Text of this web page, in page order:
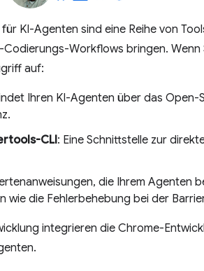
KI-Agenten sind eine Reihe von
Codierungs-Workflows bringen.
auf:
Ihren KI-Agenten über das Open-
CLI: Eine Schnittstelle zur
die Ihrem Agenten
wie die Fehlerbehebung bei der
integrieren die Chrome-